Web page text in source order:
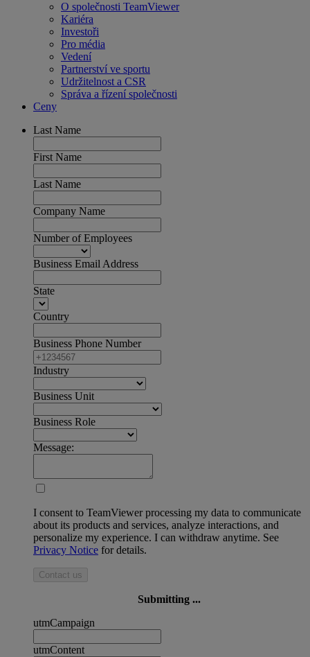
O společnosti TeamViewer
Kariéra
Investoři
Pro média
Vedení
Partnerství ve sportu
Udržitelnost a CSR
Správa a řízení společnosti
Ceny
Last Name
First Name
Last Name
Company Name
Number of Employees
Business Email Address
State
Country
Business Phone Number
Industry
Business Unit
Business Role
Message:
I consent to TeamViewer processing my data to communicate
about its products and services, analyze interactions, and
personalize my experience. I can withdraw anytime. See
Privacy Notice for details.
Contact us
Submitting ...
utmCampaign
utmContent